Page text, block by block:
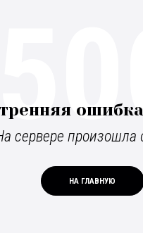
сервере произошла
НА ГЛАВНУЮ